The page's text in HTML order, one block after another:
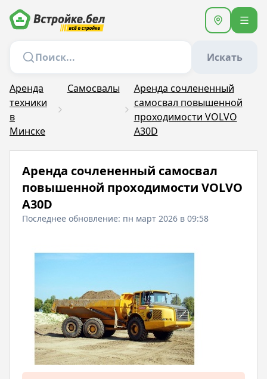
Искать
Аренда
техники
в
Минске
Самосвалы
Аренда сочлененный
самосвал повышенной
проходимости VOLVO
A30D
Аренда сочлененный самосвал
повышенной проходимости VOLVO
A30D
Последнее обновление: пн март 2026 в 09:58